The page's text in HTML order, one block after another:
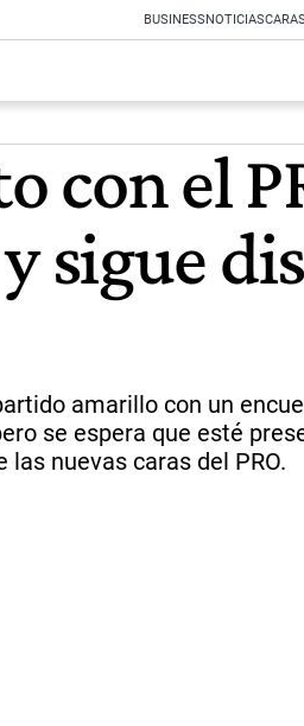
BUSINESSNOTICIASCARAS
con el
sigue
amarillo con un
se espera que esté
nuevas caras del PRO.